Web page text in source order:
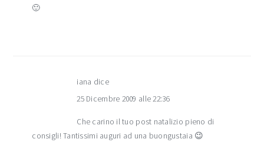
🙂
iana dice
25 Dicembre 2009 alle 22:36
Che carino il tuo post natalizio pieno di
consigli! Tantissimi auguri ad una buongustaia 😉